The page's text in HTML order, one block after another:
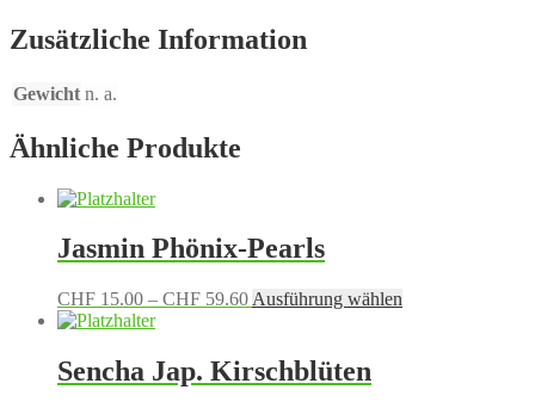
Zusätzliche Information
Gewicht n. a.
Ähnliche Produkte
Jasmin Phönix-Pearls
CHF 15.00 – CHF 59.60Preisspanne:
CHF 59.60
Ausführung wählen
Sencha Jap. Kirschblüten